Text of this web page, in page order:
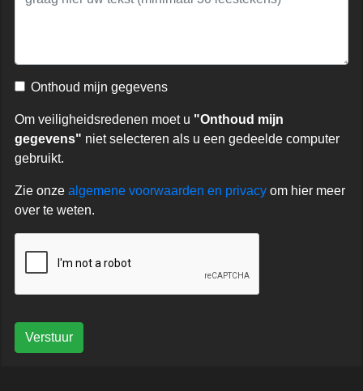
Onthoud mijn gegevens
Om veiligheidsredenen moet u "Onthoud mijn
gegevens" niet selecteren als u een gedeelde computer
gebruikt.
Zie onze algemene voorwaarden en privacy om hier meer
over te weten.
Verstuur